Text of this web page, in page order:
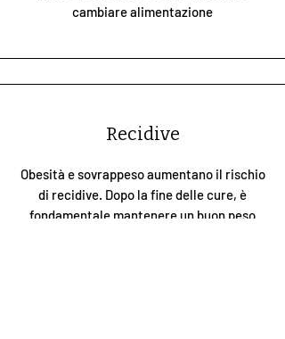
cambiare alimentazione
Recidive
Obesità e sovrappeso aumentano il rischio
di recidive. Dopo la fine delle cure, è
fondamentale mantenere un buon peso